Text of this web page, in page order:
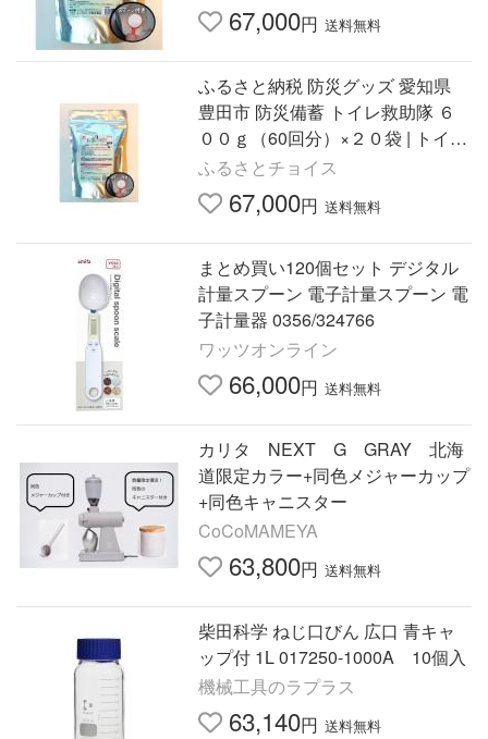
67,000円 送料無料
ふるさと納税 防災グッズ 愛知県
豊田市 防災備蓄 トイレ救助隊 ６
００ｇ（60回分）×２０袋 | トイレ
救助隊 防災 非常用トイレ 災害用
トイレ 簡易トイレ 凝固…
ふるさとチョイス
67,000円 送料無料
まとめ買い120個セット デジタル
計量スプーン 電子計量スプーン 電
子計量器 0356/324766
ワッツオンライン
66,000円 送料無料
カリタ NEXT G GRAY 北海
道限定カラー+同色メジャーカップ
+同色キャニスター
CoCoMAMEYA
63,800円 送料無料
柴田科学 ねじ口びん 広口 青キャ
ップ付 1L 017250-1000A 10個入
機械工具のラプラス
63,140円 送料無料